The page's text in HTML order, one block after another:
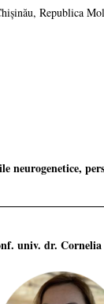
Republica
neurogenetice,
univ. dr.